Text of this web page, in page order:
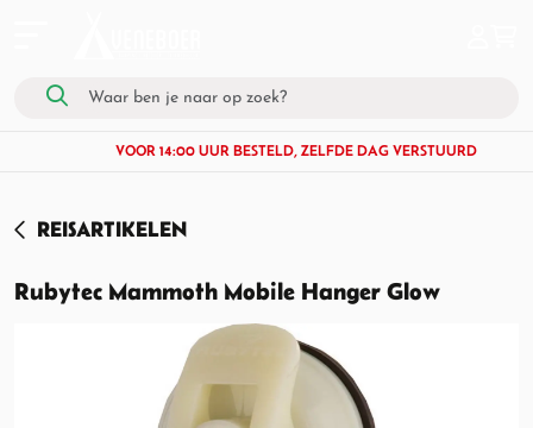
VOOR 14:00 UUR BESTELD, ZELFDE DAG VERSTUURD
REISARTIKELEN
Rubytec Mammoth Mobile Hanger Glow